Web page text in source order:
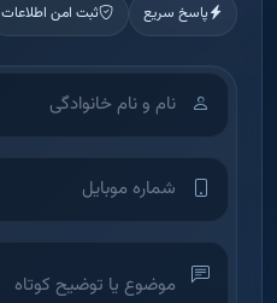
پاسخ سریع ثبت امن اطلاعات